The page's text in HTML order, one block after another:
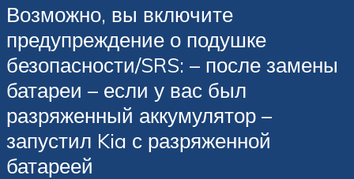
Возможно, вы включите
предупреждение о подушке
безопасности/SRS: – после замены
батареи – если у вас был
разряженный аккумулятор –
запустил Kia с разряженной
батареей